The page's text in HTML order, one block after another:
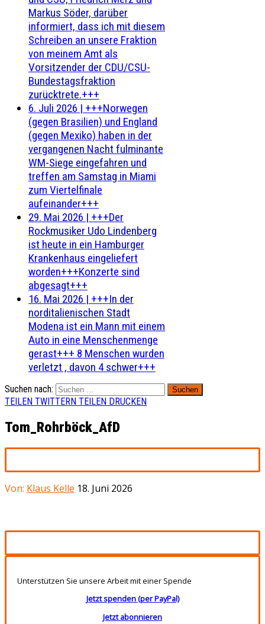
Markus Söder, darüber
informiert, dass ich mit diesem
Schreiben an unsere Fraktion
von meinem Amt als
Vorsitzender der CDU/CSU-
Bundestagsfraktion
zurücktrete.+++
6. Juli 2026 | +++Norwegen
(gegen Brasilien) und England
(gegen Mexiko) haben in der
vergangenen Nacht fulminante
WM-Siege eingefahren und
treffen am Samstag in Miami
zum Viertelfinale
aufeinander+++
29. Mai 2026 | +++Der
Rockmusiker Udo Lindenberg
ist heute in ein Hamburger
Krankenhaus eingeliefert
worden+++Konzerte sind
abgesagt+++
16. Mai 2026 | +++In der
norditalienischen Stadt
Modena ist ein Mann mit einem
Auto in eine Menschenmenge
gerast+++ 8 Menschen wurden
verletzt , davon 4 schwer+++
Suchen nach:
TEILEN TWITTERN TEILEN DRUCKEN
Tom_Rohrböck_AfD
Von: Klaus Kelle 18. Juni 2026
Unterstützen Sie unsere Arbeit mit einer Spende
Jetzt spenden (per PayPal)
Jetzt abonnieren